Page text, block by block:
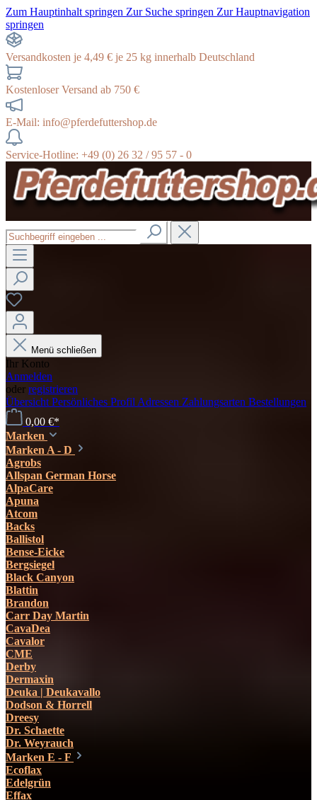
Zum Hauptinhalt springen Zur Suche springen Zur Hauptnavigation
springen
Versandkosten je 4,49 € je 25 kg innerhalb Deutschland
Kostenloser Versand ab 750 €
E-Mail: info@pferdefuttershop.de
Service-Hotline: +49 (0) 26 32 / 95 57 - 0
Menü schließen
Ihr Konto
Anmelden
oder registrieren
Übersicht Persönliches Profil Adressen Zahlungsarten Bestellungen
0,00 €*
Marken
Marken A - D
Agrobs
Allspan German Horse
AlpaCare
Apuna
Atcom
Backs
Ballistol
Bense-Eicke
Bergsiegel
Black Canyon
Blattin
Brandon
Carr Day Martin
CavaDea
Cavalor
CME
Derby
Dermaxin
Deuka | Deukavallo
Dodson & Horrell
Dreesy
Dr. Schaette
Dr. Weyrauch
Marken E - F
Ecoflax
Edelgrün
Effax